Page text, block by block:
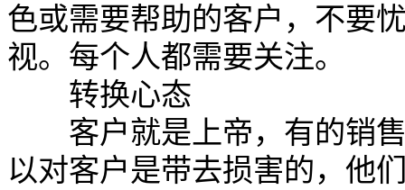
色或需要帮助的客户，不要
视。每个人都需要关注
转换心态
客户就是上帝，有的销售
以对客户是带去损害的，他